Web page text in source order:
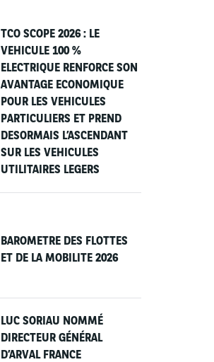
TCO SCOPE 2026 : LE
VEHICULE 100 %
ELECTRIQUE RENFORCE SON
AVANTAGE ECONOMIQUE
POUR LES VEHICULES
PARTICULIERS ET PREND
DESORMAIS L’ASCENDANT
SUR LES VEHICULES
UTILITAIRES LEGERS
BAROMETRE DES FLOTTES
ET DE LA MOBILITE 2026
LUC SORIAU NOMMÉ
DIRECTEUR GÉNÉRAL
D’ARVAL FRANCE